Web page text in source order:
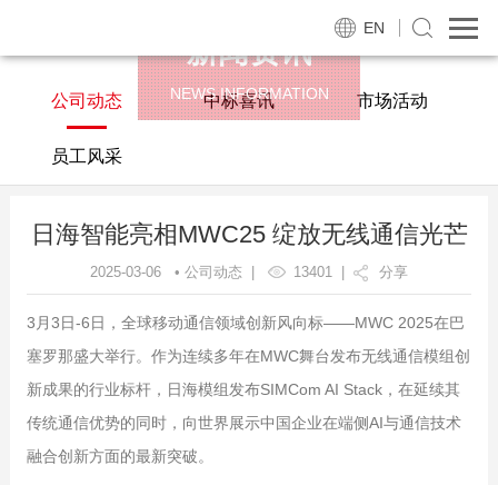
EN
新闻资讯
NEWS INFORMATION
公司动态 中标喜讯 市场活动
员工风采
日海智能亮相MWC25 绽放无线通信光芒
2025-03-06 • 公司动态 | 13401 分享
3月3日-6日，全球移动通信领域创新风向标——MWC 2025在巴
塞罗那盛大举行。作为连续多年在MWC舞台发布无线通信模组创
新成果的行业标杆，日海模组发布SIMCom AI Stack，在延续其
传统通信优势的同时，向世界展示中国企业在端侧AI与通信技术
融合创新方面的最新突破。